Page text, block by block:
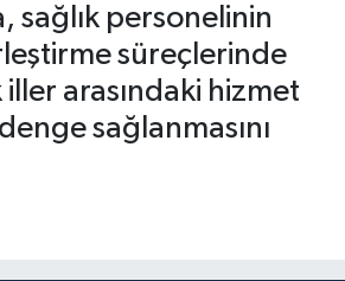
sağlık personelinin
süreçlerinde
iller arasındaki hizmet
sağlanmasını